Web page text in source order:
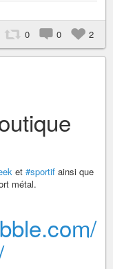
0 0 2
et #sportif ainsi que
métal.